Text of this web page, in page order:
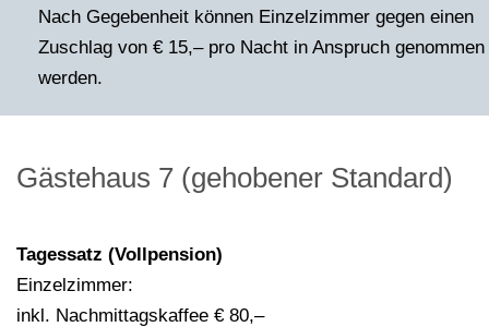
Nach Gegebenheit können Einzelzimmer gegen einen
Zuschlag von € 15,– pro Nacht in Anspruch genommen
werden.
Gästehaus 7 (gehobener Standard)
Tagessatz (Vollpension)
Einzelzimmer:
inkl. Nachmittagskaffee € 80,–